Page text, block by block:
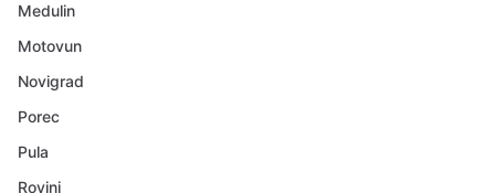
Medulin
Motovun
Novigrad
Porec
Pula
Rovinj